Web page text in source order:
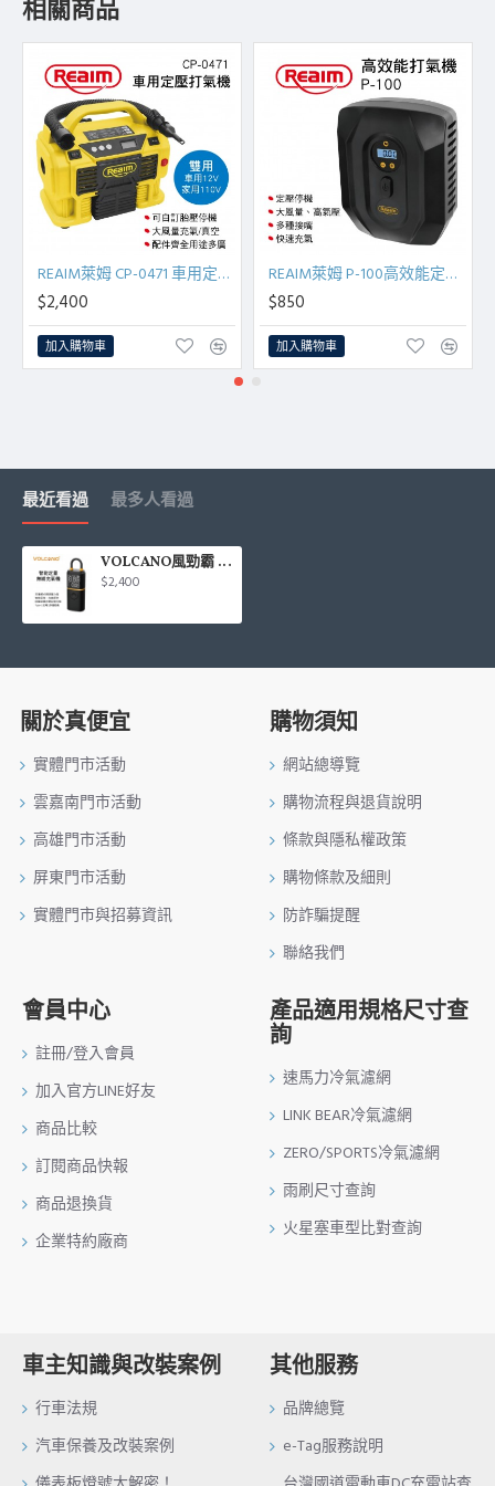
相關商品
REAIM萊姆 CP-0471 車用定壓打氣機(110V/12V兩用)
$2,400
加入購物車
REAIM萊姆 P-100高效能定壓停機打氣機
$850
加入購物車
最近看過 最多人看過
VOLCANO風勁霸 RCI-110 智能定量無線充氣機18.5L
$2,400
關於真便宜
實體門市活動
雲嘉南門市活動
高雄門市活動
屏東門市活動
實體門市與招募資訊
購物須知
網站總導覽
購物流程與退貨說明
條款與隱私權政策
購物條款及細則
防詐騙提醒
聯絡我們
會員中心
註冊/登入會員
加入官方LINE好友
商品比較
訂閱商品快報
商品退換貨
企業特約廠商
產品適用規格尺寸查
詢
速馬力冷氣濾網
LINK BEAR冷氣濾網
ZERO/SPORTS冷氣濾網
雨刷尺寸查詢
火星塞車型比對查詢
車主知識與改裝案例
行車法規
汽車保養及改裝案例
其他服務
品牌總覽
e-Tag服務說明